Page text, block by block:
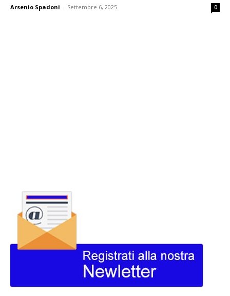
Arsenio Spadoni - Settembre 6, 2025 0